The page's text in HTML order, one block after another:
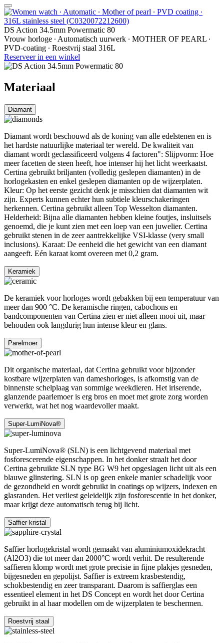
DS Action 34.5mm Powermatic 80
Vrouw horloge ∙ Automatisch uurwerk ∙ MOTHER OF PEARL ∙
PVD-coating ∙ Roestvrij staal 316L
Reserveer in een winkel
Materiaal
Diamant
Diamant wordt beschouwd als de koning van alle edelstenen en is
het hardste natuurlijke materiaal ter wereld. De kwaliteit van
diamant wordt geclassificeerd volgens 4 factoren": Slijpvorm: Hoe
meer facetten de steen heeft, hoe intenser hij het licht weerkaatst.
Certina gebruikt briljanten (volledig geslepen diamanten) in de
horlogekasten en enkel geslepen diamanten op de wijzerplaten.
Kleur: Op het eerste gezicht denk je misschien dat diamanten wit
zijn. Experts kunnen echter hun subtiele kleurschakeringen
herkennen. Certina gebruikt alleen Top Wesselton diamanten.
Helderheid: Bijna alle diamanten hebben kleine foutjes, insluitsels
genoemd, die je kunt zien met een loep van een juwelier. Certina
gebruikt stenen in de zeer aantrekkelijke VSI-klasse (very small
inclusions). Karaat: De eenheid die het gewicht van een diamant
aangeeft. Eén karaat komt overeen met 0,2 gram.
Keramiek
De keramiek voor horloges wordt gebakken bij een temperatuur van
meer dan 900 °C. De keramische ringen, cabochons en
bandcomponenten van Certina zien er niet alleen mooi uit, maar
behouden ook langdurig hun intense kleur en glans.
Parelmoer
Dit organische materiaal, dat Certina gebruikt voor bijzonder
kostbare wijzerplaten van dameshorloges, is afkomstig van de
binnenste schelplaag van sommige weekdieren. Het iriserende,
glanzende paarlemoer is erg bros en moet met grote zorg worden
verwerkt, wat het nog waardevoller maakt.
Super-LumiNova®
Super-LumiNova® (SLN) is een lichtgevend materiaal met
fosforescerende eigenschappen. In het donker straalt het door
Certina gebruikte SLN type BG W9 het opgeslagen licht uit als een
blauwe glinstering. SLN is op geen enkele manier schadelijk voor
de gezondheid en wordt gebruikt in coatings op wijzers, indexen en
glasranden. Het verliest geleidelijk zijn fosforescentie in het donker,
maar krijgt deze automatisch terug bij licht.
Saffier kristal
Saffier horlogekristal wordt gemaakt van aluminiumoxidekracht
(Al2O3) die tot meer dan 2000°C wordt verhit. De resulterende
saffieren klomp wordt met grote precisie in fijne plakjes gesneden,
bijgesneden en gepolijst. Saffier is extreem krasbestendig,
schokbestendig en zeer transparant. Daarom is saffierglas een
essentieel element in het DS Concept en wordt het door Certina
gebruikt in al haar modellen om de wijzerplaten te beschermen.
Roestvrij staal